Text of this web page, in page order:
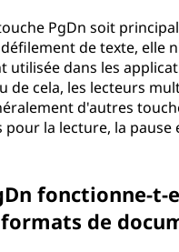
PgDn soit
de texte, elle
utilisée dans les
de cela, les lecteurs
d'autres
pour la lecture, la pause
fonctionne-t-
de